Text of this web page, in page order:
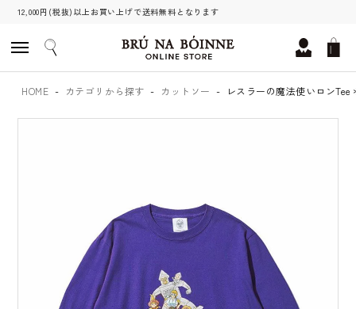
12,000円(税抜)以上お買い上げで送料無料となります
HOME カテゴリから探す カットソー レスラーの魔法使いロンTee